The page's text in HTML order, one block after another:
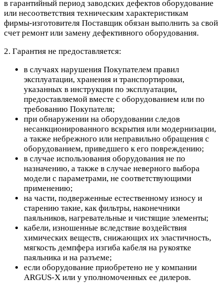
в гарантийный период заводских дефектов оборудование
или несоответствия техническим характеристикам
фирмы-изготовителя Поставщик обязан выполнить за свой
счет ремонт или замену дефективного оборудования.
2. Гарантия не предоставляется:
в случаях нарушения Покупателем правил
эксплуатации, хранения и транспортировки,
указанных в инструкции по эксплуатации,
предоставляемой вместе с оборудованием или по
требованию Покупателя;
при обнаружении на оборудовании следов
несанкционированного вскрытия или модернизации,
а также небрежного или неправильно обращения с
оборудованием, приведшего к его повреждению;
в случае использования оборудования не по
назначению, а также в случае неверного выбора
модели с параметрами, не соответствующими
применению;
на части, подверженные естественному износу и
старению такие, как фильтры, наконечники
паяльников, нагревательные и чистящие элементы;
кабели, изношенные вследствие воздействия
химических веществ, снижающих их эластичность,
мягкость демпфера изгиба кабеля на рукоятке
паяльника и на разъеме;
если оборудование приобретено не у компании
ARGUS-X или у уполномоченных ее дилеров.